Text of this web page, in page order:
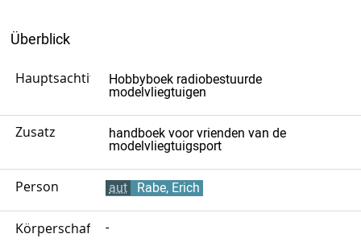
Überblick
Hauptsachtitel
Hobbyboek radiobestuurde
modelvliegtuigen
Zusatz
handboek voor vrienden van de
modelvliegtuigsport
Person aut Rabe, Erich
Körperschaft -